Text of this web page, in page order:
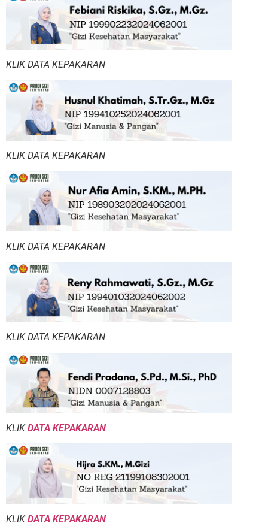
KLIK DATA KEPAKARAN
KLIK DATA KEPAKARAN
KLIK DATA KEPAKARAN
KLIK DATA KEPAKARAN
KLIKDATA KEPAKARAN
KLIKDATA KEPAKARAN